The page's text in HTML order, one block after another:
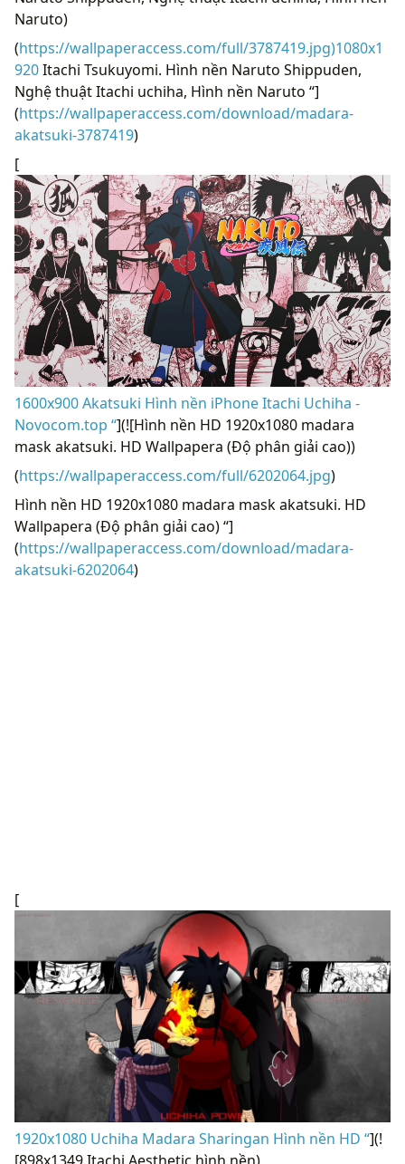
Naruto)
(https://wallpaperaccess.com/full/3787419.jpg)1080x1
920Itachi Tsukuyomi. Hình nền Naruto Shippuden,
Nghệ thuật Itachi uchiha, Hình nền Naruto “]
(https://wallpaperaccess.com/download/madara-
akatsuki-3787419)
[
1600x900 Akatsuki Hình nền iPhone Itachi Uchiha -
Novocom.top “](![Hình nền HD 1920x1080 madara
mask akatsuki. HD Wallpapera (Độ phân giải cao))
(https://wallpaperaccess.com/full/6202064.jpg)
Hình nền HD 1920x1080 madara mask akatsuki. HD
Wallpapera (Độ phân giải cao) “]
(https://wallpaperaccess.com/download/madara-
akatsuki-6202064)
[
1920x1080 Uchiha Madara Sharingan Hình nền HD “](!